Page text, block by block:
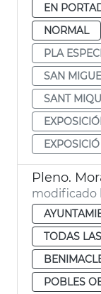
EN
NORMAL
PLA
SAN
SANT
modificado
TODAS
POBLES